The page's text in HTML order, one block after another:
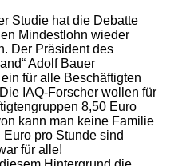
Studie hat die Debatte
Mindestlohn wieder
Der Präsident des
Adolf Bauer
für alle Beschäftigten
IAQ-Forscher wollen für
8,50 Euro
kann man keine Familie
pro Stunde sind
für alle!